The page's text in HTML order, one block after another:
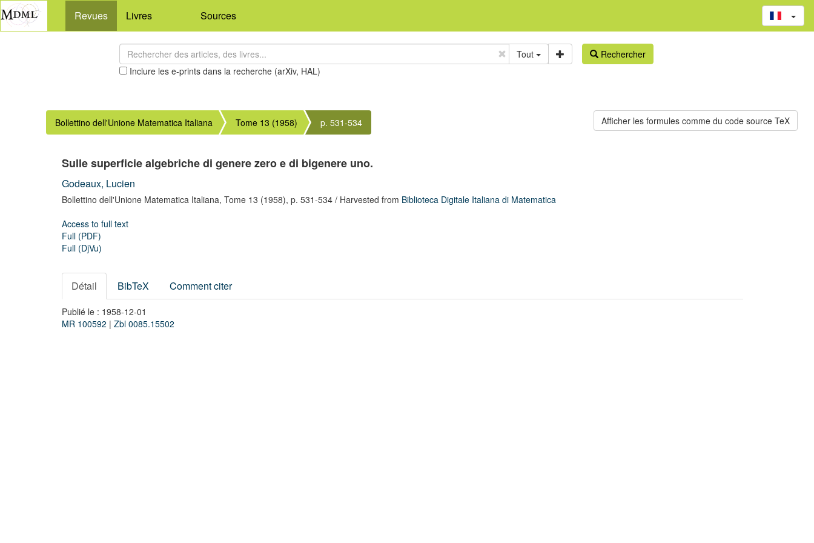
Revues Livres Sources
Tout
Inclure les e-prints dans la recherche (arXiv, HAL)
Rechercher
Bollettino dell'Unione Matematica Italiana Tome 13 (1958) p. 531-534
Sulle superficie algebriche di genere zero e di bigenere uno.
Godeaux, Lucien
Bollettino dell'Unione Matematica Italiana, Tome 13 (1958), p. 531-534 / Harvested from Biblioteca Digitale Italiana di Matematica
Access to full text
Full (PDF)
Full (DjVu)
Détail BibTeX Comment citer
Publié le : 1958-12-01
MR 100592 | Zbl 0085.15502